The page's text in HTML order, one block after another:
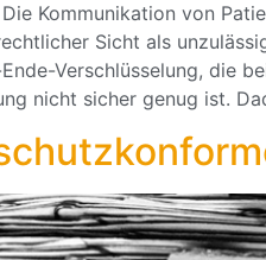
Die Kommunikation von
Sicht als
Verschlüsselung, die
nicht sicher genug ist.